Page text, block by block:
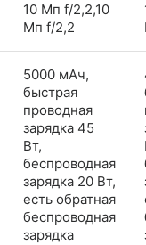
10 Мп f/2,2,10
Мп f/2,2
5000 мАч,
быстрая
проводная
зарядка 45
Вт,
беспроводная
зарядка 20 Вт,
есть обратная
беспроводная
зарядка